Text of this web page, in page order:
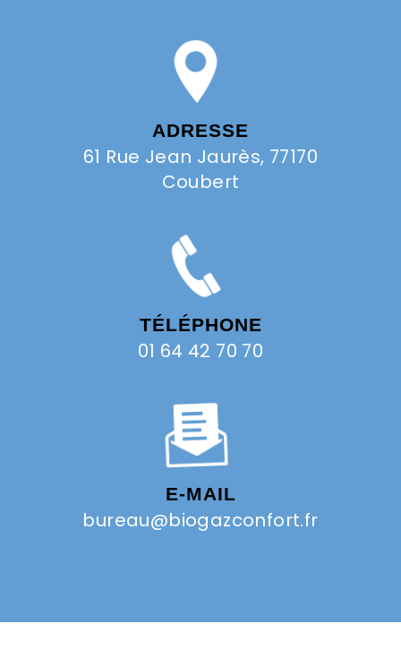
ADRESSE
61 Rue Jean Jaurès, 77170
Coubert
TÉLÉPHONE
01 64 42 70 70
E-MAIL
bureau@biogazconfort.fr